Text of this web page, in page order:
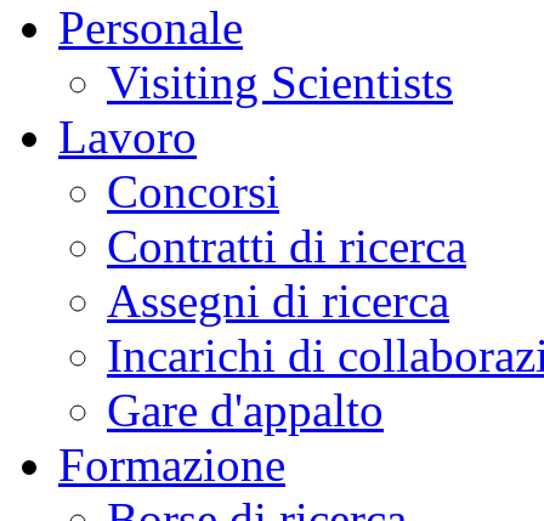
Personale
Visiting Scientists
Lavoro
Concorsi
Contratti di ricerca
Assegni di ricerca
Incarichi di
Gare d'appalto
Formazione